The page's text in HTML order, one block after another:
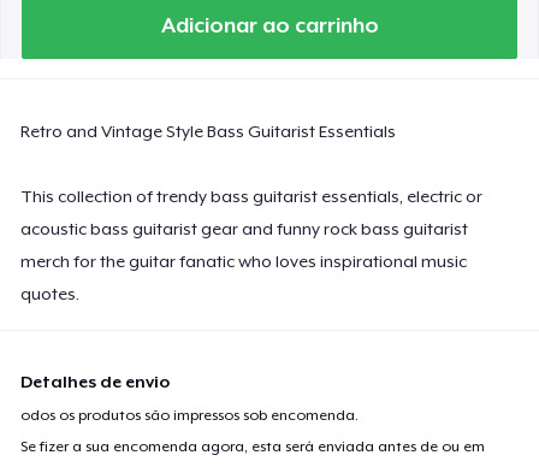
Adicionar ao carrinho
Retro and Vintage Style Bass Guitarist Essentials
This collection of trendy bass guitarist essentials, electric or
acoustic bass guitarist gear and funny rock bass guitarist
merch for the guitar fanatic who loves inspirational music
quotes.
Detalhes de envio
odos os produtos são impressos sob encomenda.
Se fizer a sua encomenda agora, esta será enviada antes de ou em
Classic Long Sleeve Tee
US$ 24,99